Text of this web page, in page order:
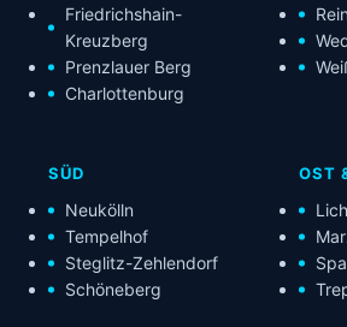
Friedrichshain-
Kreuzberg
Prenzlauer Berg
Charlottenburg
SÜD
Neukölln
Tempelhof
Steglitz-Zehlendorf
Schöneberg
OST